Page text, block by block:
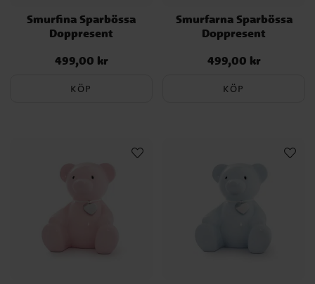
Smurfina Sparbössa
Doppresent
Pris:499,00 kr
499,00 kr
KÖP
Smurfarna Sparbössa
Doppresent
Pris:499,00 kr
499,00 kr
KÖP